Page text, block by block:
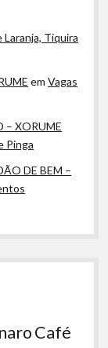
Laranja, Tiquira
emVagas
– XORUME
Pinga
DE BEM –
Café